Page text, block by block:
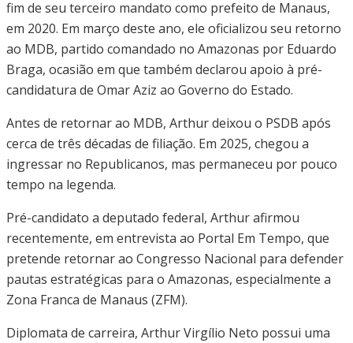
fim de seu terceiro mandato como prefeito de Manaus,
em 2020. Em março deste ano, ele oficializou seu retorno
ao MDB, partido comandado no Amazonas por Eduardo
Braga, ocasião em que também declarou apoio à pré-
candidatura de Omar Aziz ao Governo do Estado.
Antes de retornar ao MDB, Arthur deixou o PSDB após
cerca de três décadas de filiação. Em 2025, chegou a
ingressar no Republicanos, mas permaneceu por pouco
tempo na legenda.
Pré-candidato a deputado federal, Arthur afirmou
recentemente, em entrevista ao Portal Em Tempo, que
pretende retornar ao Congresso Nacional para defender
pautas estratégicas para o Amazonas, especialmente a
Zona Franca de Manaus (ZFM).
Diplomata de carreira, Arthur Virgílio Neto possui uma